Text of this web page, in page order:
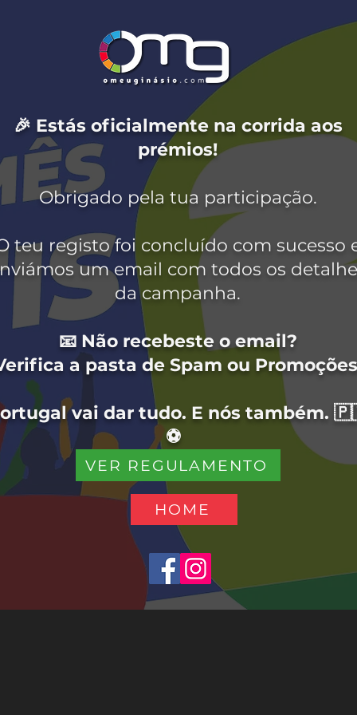
🎉 Estás oficialmente na corrida aos
prémios!
Obrigado pela tua participação.
teu registo foi concluído com sucesso
um email com todos os
da campanha.
📧 Não recebeste o email?
a pasta de Spam ou
vai dar tudo. E nós também.
⚽
VER REGULAMENTO
HOME